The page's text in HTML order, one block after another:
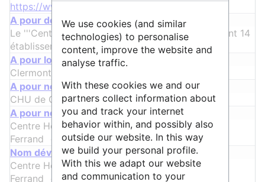
https://www.chu-clermontferrand.fr
A pour description
Le '''Centre Hospitalier Universitaire (CH
oupant 14
établissements publics de santé.+
A pour localisation
Clermont-Ferrand
A pour nom
CHU de Clermont-Ferrand +
A pour nom alternatif
Centre Hospitalier Universitaire de Clermont-
Ferrand
Nom développé ᵖ
Centre Hospitalier Universitaire de Clermont-
Ferrand
We use cookies (and similar
technologies) to personalise
content, improve the website and
analyse traffic.
With these cookies we and our
partners collect information about
you and track your internet
behavior within, and possibly also
outside our website. In this way
we build your personal profile.
With this we adapt our website
and communication to your